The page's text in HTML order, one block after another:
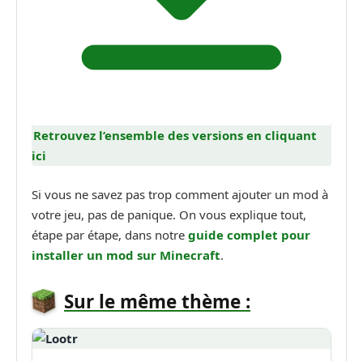
Retrouvez l’ensemble des versions en cliquant
ici
Si vous ne savez pas trop comment ajouter un mod à
votre jeu, pas de panique. On vous explique tout,
étape par étape, dans notre guide complet pour
installer un mod sur Minecraft.
Sur le même thème :